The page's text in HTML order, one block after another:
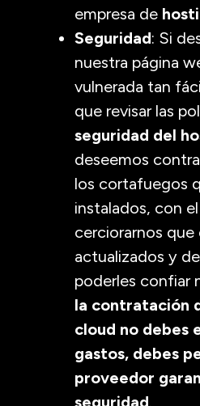
empresa de
Seguridad: Si
nuestra página
vulnerada tan
que revisar las
seguridad del
deseemos
los cortafuegos
instalados, con
cerciorarnos que
actualizados y
poderles confiar
la contratación
cloud no debes
gastos, debes
proveedor
seguridad